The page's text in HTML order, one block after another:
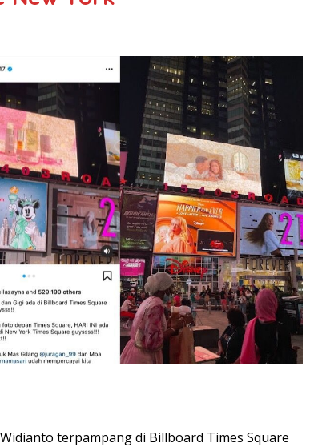
terpampang di Billboard Times Square